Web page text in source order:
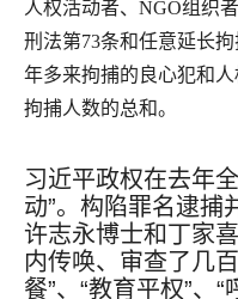
人权活动者、 NGO组织
刑法第73条和任意延长
年多来拘捕的良心犯和
拘捕人数的总和。
习近平政权在去年
动”。构陷罪名逮捕
许志永博士和丁家
内传唤、审查了几
餐”、“教育平权”、